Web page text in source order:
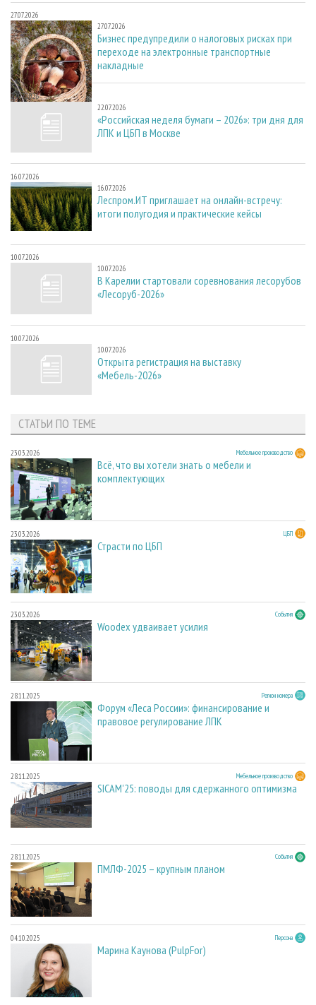
27.07.2026
27.07.2026
Бизнес предупредили о налоговых рисках при
переходе на электронные транспортные
накладные
22.07.2026
22.07.2026
«Российская неделя бумаги – 2026»: три дня для
ЛПК и ЦБП в Москве
16.07.2026
16.07.2026
Леспром.ИТ приглашает на онлайн-встречу:
итоги полугодия и практические кейсы
10.07.2026
10.07.2026
В Карелии стартовали соревнования лесорубов
«Лесоруб-2026»
10.07.2026
10.07.2026
Открыта регистрация на выставку
«Мебель-2026»
СТАТЬИ ПО ТЕМЕ
23.03.2026 Мебельное производство
Всё, что вы хотели знать о мебели и
комплектующих
23.03.2026 ЦБП
Страсти по ЦБП
23.03.2026 События
Woodex удваивает усилия
28.11.2025 Регион номера
Форум «Леса России»: финансирование и
правовое регулирование ЛПК
28.11.2025 Мебельное производство
SICAM'25: поводы для сдержанного оптимизма
28.11.2025 События
ПМЛФ-2025 – крупным планом
04.10.2025 Персона
Марина Каунова (PulpFor)